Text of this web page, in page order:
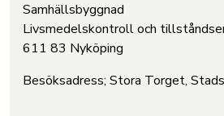
Samhällsbyggnad
Livsmedelskontroll och
611 83 Nyköping
Besöksadress; Stora Torget,